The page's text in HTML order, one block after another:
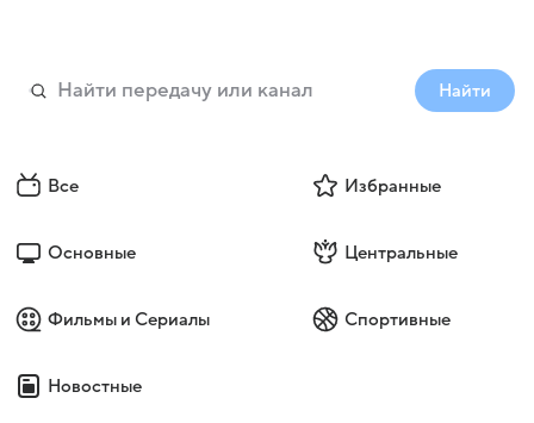
Найти
Все Избранные
Основные Центральные
Фильмы и Сериалы Спортивные
Новостные